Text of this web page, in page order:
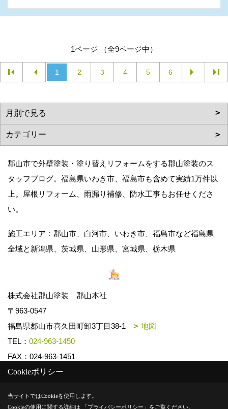
1ページ （全9ページ中）
1 2 3 4 5 6
郡山市で外壁塗装・塗り替えリフォームをする郡山塗装のス
タッフブログ。福島県いわき市、福島市も含めて実績1万件以
上。屋根リフォーム、雨漏り補修、防水工事もお任せくださ
い。
施工エリア：郡山市、白河市、いわき市、福島市など福島県
全域と新潟県、茨城県、山形県、宮城県、栃木県
株式会社郡山塗装 郡山本社
〒963-0547
福島県郡山市喜久田町卸3丁目38-1
地図
TEL： 024-963-1450
FAX：024-963-1451
Copyright (c) k-toso. All Rights Reserved.
Cookieポリシー
当サイトではCookieを使用します。
Cookieの使用に関する詳細は 「プライバシーポリシー 」をご覧ください。